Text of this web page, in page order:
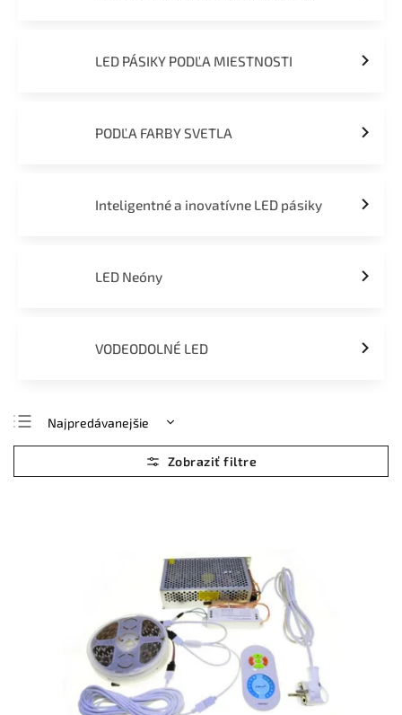
LED PÁSIKY PODĽA MIESTNOSTI
PODĽA FARBY SVETLA
Inteligentné a inovatívne LED pásiky
LED Neóny
VODEODOLNÉ LED
Najpredávanejšie
Najlacnejšie
Najdrahšie